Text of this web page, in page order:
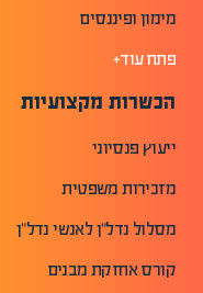
מימון ופיננסים
פתח עוד+
הכשרות מקצועיות
ייעוץ פנסיוני
מזכירות משפטית
מסלול נדל"ן לאנשי נדל"ן
קורס אחזקת מבנים